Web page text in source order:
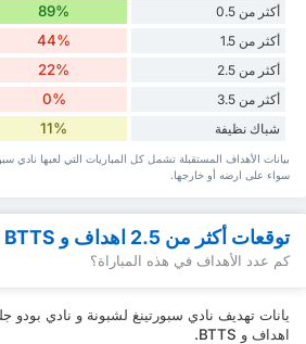
أكثر من 0.5
89%
أكثر من 1.5 44%
أكثر من 2.5 22%
أكثر من 3.5 0%
شباك نظيفة 11%
بيانات الأهداف المستقبلة تشمل كل المباريات التي لعبها نادي
سواء ‏على ارضه أو خارجها.
توقعات أكثر من 2.5 اهداف و BTTS
كم عدد الأهداف في هذه المباراة؟
اهداف و BTTS.